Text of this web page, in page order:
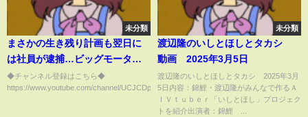
未分類
まさかの生き残り計画も翌日に
は社員が逮捕…ビッグモーター
の”存続かけた本気の戦い”が速
攻で終焉する理由
◆チャンネル登録はこちら◆
https://www.youtube.com/channel/UCJCDpN3lo1gd0o6LUuD7_Ew...
未分類
渡辺隆のいしとほしとタカシ
動画 2025年3月5日
渡辺隆のいしとほしとタカシ 2025年3月
5日内容：錦鯉・渡辺隆がみんなで作るＡ
ＩＶｔｕｂｅｒ「いしとほし」プロジェク
トを紹介出演者：錦鯉 ...